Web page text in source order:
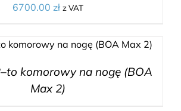
6700.00 zł z VAT
komorowy na nogę (BOA
Max 2)